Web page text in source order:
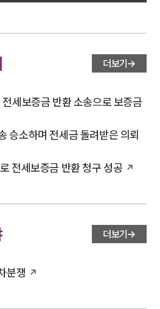
더보기
세보증금 반환 소송으로 보증금
승소하며 전세금 돌려받은 의뢰
전세보증금 반환 청구 성공
더보기
분쟁